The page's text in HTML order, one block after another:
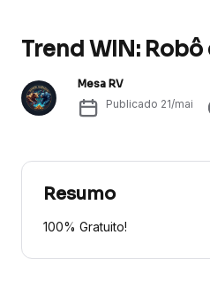
Trend WIN: Robô
Mesa RV
Publicado 21/mai
Resumo
100% Gratuito!